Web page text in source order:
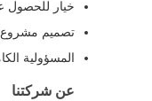
خيار للحصول
تصميم مشروع
المسؤولية
عن شركتنا